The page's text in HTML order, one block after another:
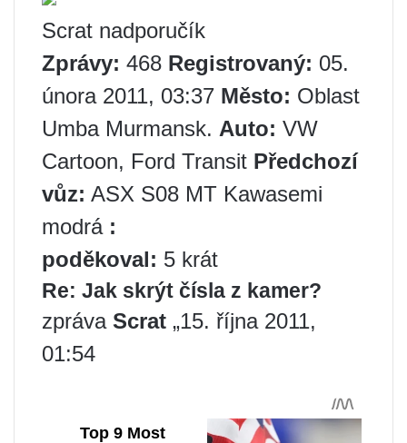
Scrat nadporučík
Zprávy: 468 Registrovaný: 05.
února 2011, 03:37 Město: Oblast
Umba Murmansk. Auto: VW
Cartoon, Ford Transit Předchozí
vůz: ASX S08 MT Kawasemi
modrá :
poděkoval: 5 krát
Re: Jak skrýt čísla z kamer?
zpráva Scrat „15. října 2011,
01:54